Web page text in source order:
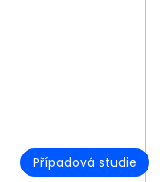
Případová studie